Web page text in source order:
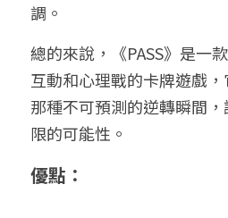
調。
總的來說，《PASS》是一
互動和心理戰的卡牌遊戲
那種不可預測的逆轉瞬間
限的可能性。
優點：